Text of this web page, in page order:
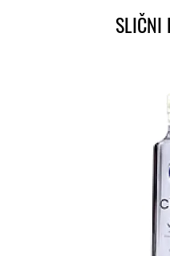
SLIČNI